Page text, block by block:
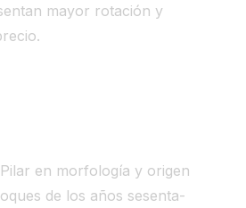
mayor rotación y
en morfología y origen
de los años sesenta-